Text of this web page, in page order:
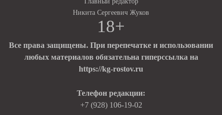
Никита Сергеевич Жуков
18+
Все права защищены. При перепечатке и использовании
любых материалов обязательна гиперссылка на
https://kg-rostov.ru
Телефон редакции:
+7 (928) 106-19-02